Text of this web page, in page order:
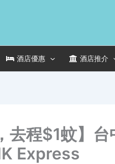
酒店優惠 酒店推介
去程$1蚊】
Express